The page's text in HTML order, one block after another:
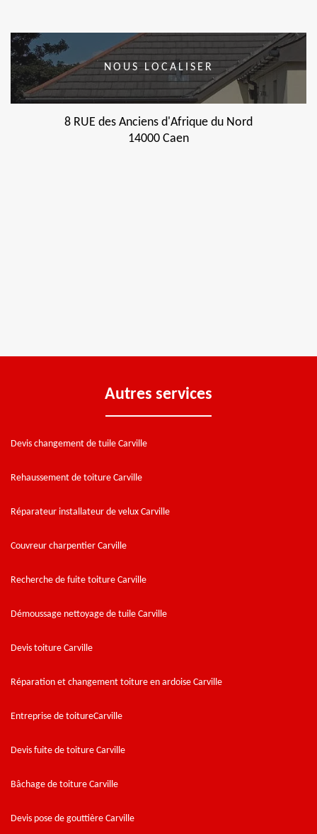
NOUS LOCALISER
8 RUE des Anciens d'Afrique du Nord
14000 Caen
Autres services
Devis changement de tuile Carville
Rehaussement de toiture Carville
Réparateur installateur de velux Carville
Couvreur charpentier Carville
Recherche de fuite toiture Carville
Démoussage nettoyage de tuile Carville
Devis toiture Carville
Réparation et changement toiture en ardoise Carville
Entreprise de toitureCarville
Devis fuite de toiture Carville
Bâchage de toiture Carville
Devis pose de gouttière Carville